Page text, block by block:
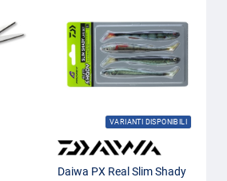
VARIANTI DISPONIBILI
Daiwa PX Real Slim Shady